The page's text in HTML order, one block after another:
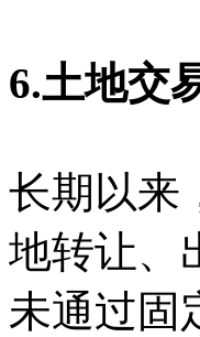
6.土地交
长期以来
地转让、
未通过固